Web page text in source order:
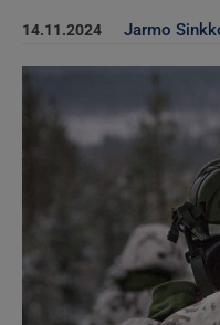
14.11.2024 Jarmo